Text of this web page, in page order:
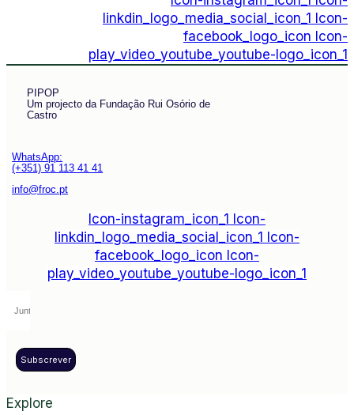
linkdin_logo_media_social_icon_1
Icon-
facebook_logo_icon Icon-
play_video_youtube_youtube-logo_icon_1
PIPOP
Um projecto da Fundação Rui Osório de
Castro
WhatsApp:
(+351) 91 113 41 41
info@froc.pt
Icon-instagram_icon_1
Icon-
linkdin_logo_media_social_icon_1
Icon-
facebook_logo_icon Icon-
play_video_youtube_youtube-logo_icon_1
Subscrever
Explore